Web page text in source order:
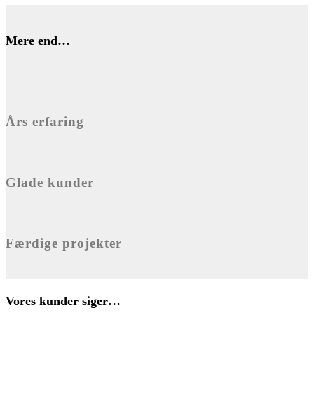
Mere end…
Års erfaring
Glade kunder
Færdige projekter
Vores kunder siger…